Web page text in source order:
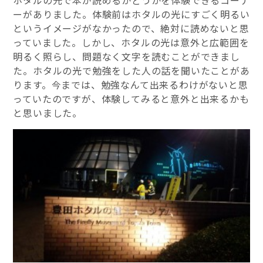
ーがありました。体験前はホタルの光にすごく明るい
というイメージがなかったので、絶対に読めないと思
っていました。しかし、ホタルの光は意外と広範囲を
明るく照らし、問題なく文字を読むことができまし
た。ホタルの光で勉強をした人の話を聞いたことがあ
ります。今までは、勉強なんて出来るわけがないと思
っていたのですが、体験してみると意外と出来るかも
と思いました。